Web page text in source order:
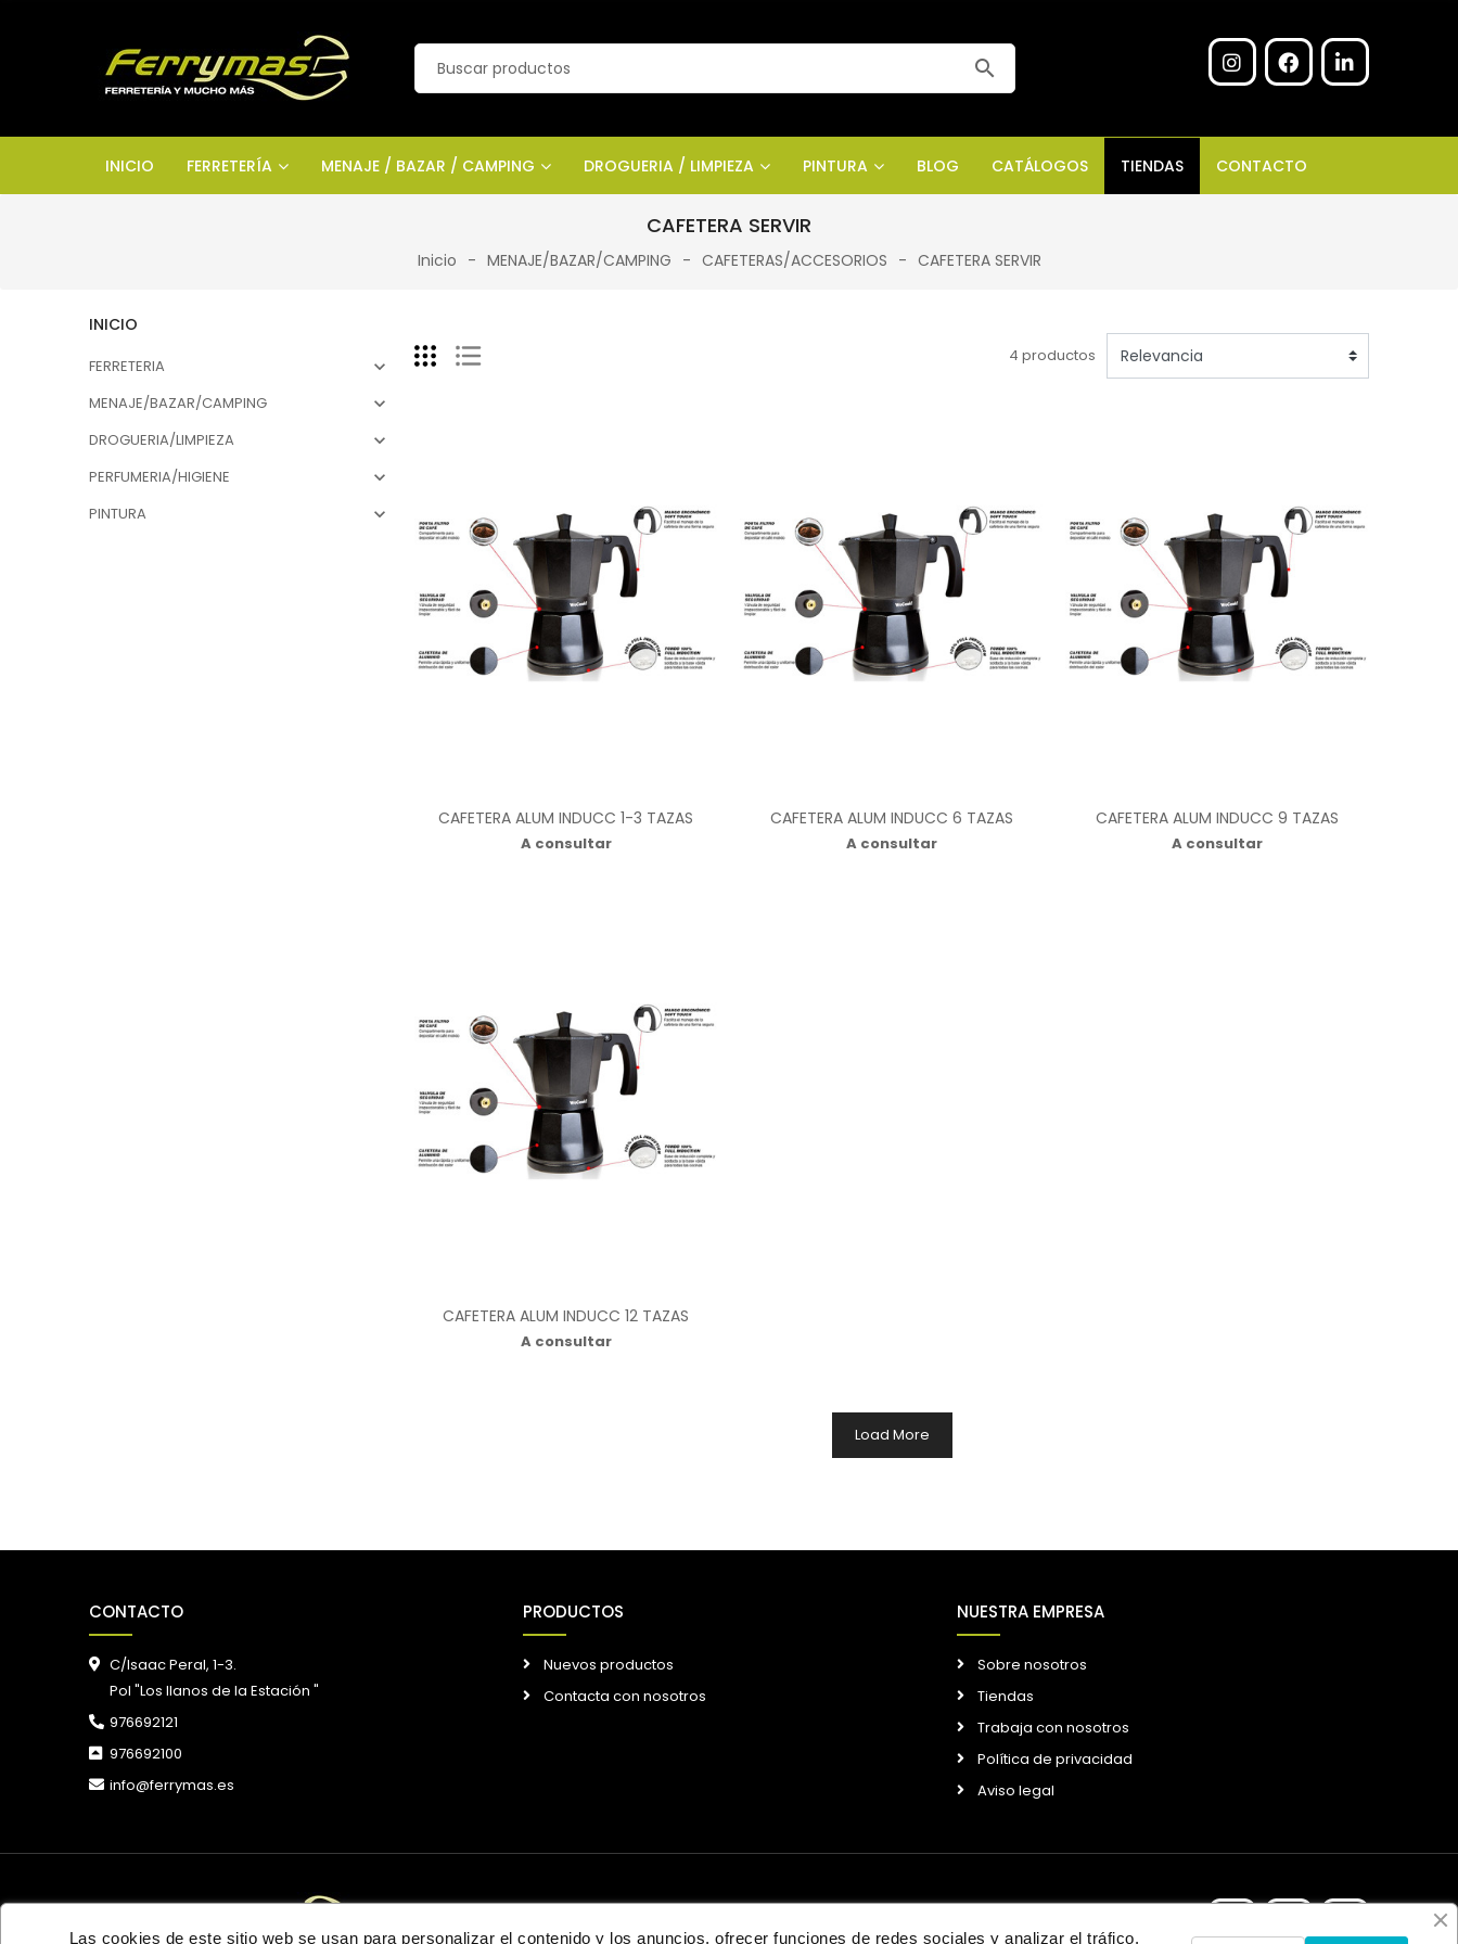
search
INICIO FERRETERÍA MENAJE / BAZAR / CAMPING DROGUERIA / LIMPIEZA PINTURA BLOG CATÁLOGOS TIENDAS CONTACTO
CAFETERA SERVIR
Inicio MENAJE/BAZAR/CAMPING CAFETERAS/ACCESORIOS CAFETERA SERVIR
INICIO
FERRETERIA 
MENAJE/BAZAR/CAMPING 
DROGUERIA/LIMPIEZA 
PERFUMERIA/HIGIENE 
PINTURA 
4 productos
CAFETERA ALUM INDUCC 1-3 TAZAS
A consultar
CAFETERA ALUM INDUCC 6 TAZAS
A consultar
CAFETERA ALUM INDUCC 9 TAZAS
A consultar
CAFETERA ALUM INDUCC 12 TAZAS
A consultar
Load More
CONTACTO
C/Isaac Peral, 1-3.
Pol "Los llanos de la Estación "
976692121
976692100
info@ferrymas.es
PRODUCTOS
Nuevos productos
Contacta con nosotros
NUESTRA EMPRESA
Sobre nosotros
Tiendas
Trabaja con nosotros
Política de privacidad
Aviso legal
Las cookies de este sitio web se usan para personalizar el contenido y los anuncios, ofrecer funciones de redes sociales y analizar el tráfico.